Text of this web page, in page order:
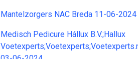
Mantelzorgers NAC Breda 11-06-2024
Medisch Pedicure Hállux B.V.;Hallux